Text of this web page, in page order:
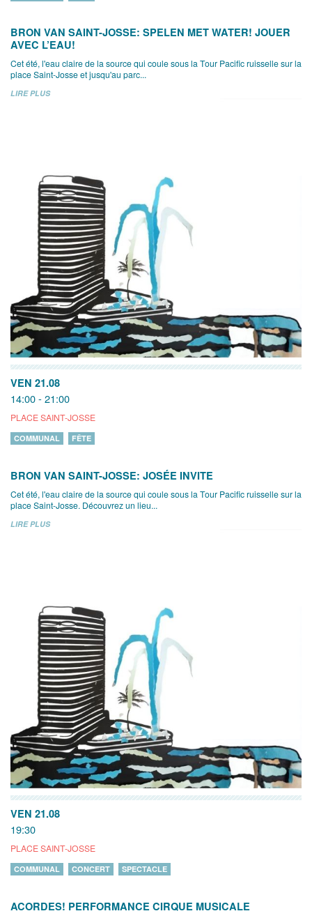
BRON VAN SAINT-JOSSE: SPELEN MET WATER! JOUER
AVEC L’EAU!
Cet été, l'eau claire de la source qui coule sous la Tour Pacific ruisselle sur la
place Saint-Josse et jusqu'au parc...
LIRE PLUS
VEN 21.08
14:00 - 21:00
PLACE SAINT-JOSSE
COMMUNAL FÊTE
BRON VAN SAINT-JOSSE: JOSÉE INVITE
Cet été, l'eau claire de la source qui coule sous la Tour Pacific ruisselle sur la
place Saint-Josse. Découvrez un lieu...
LIRE PLUS
VEN 21.08
19:30
PLACE SAINT-JOSSE
COMMUNAL CONCERT SPECTACLE
ACORDES! PERFORMANCE CIRQUE MUSICALE